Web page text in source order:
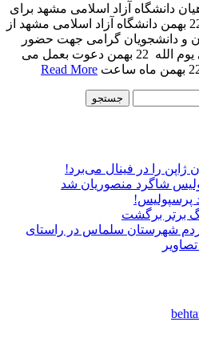
دانشگاه آزاد اسلامی مشهد برای
شرکت در راهپیمایی یوم الله 22 بهمن دانشگاه آزاد اسلامی مشهد از
و دانشجويان گرامی جهت حضور
گسترده و پرشور در راهپيمايي یوم الله 22 بهمن دعوت بعمل می
Read More
ژاپن را در فینال می‌برد!
شاگرد منصوریان شد
پرسپولیس!
برتر برگشت
مردم شهرستان سلماس در راستای